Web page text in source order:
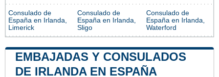
Consulado de
España en Irlanda,
Limerick
Consulado de
España en Irlanda,
Sligo
Consulado de
España en Irlanda,
Waterford
EMBAJADAS Y CONSULADOS
DE IRLANDA EN ESPAÑA